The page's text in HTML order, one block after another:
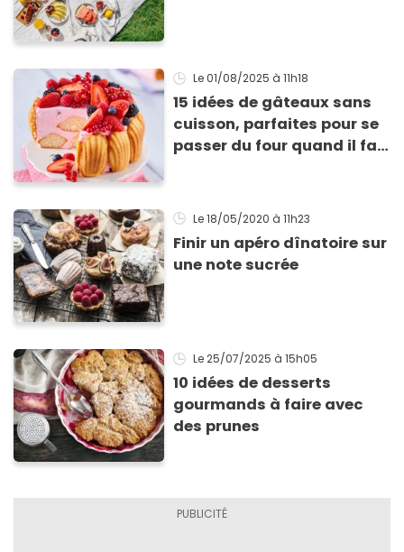
Le 01/08/2025 à 11h18
15 idées de gâteaux sans
cuisson, parfaites pour se
passer du four quand il fait
Le 18/05/2020 à 11h23
Finir un apéro dînatoire sur
une note sucrée
Le 25/07/2025 à 15h05
10 idées de desserts
gourmands à faire avec
des prunes